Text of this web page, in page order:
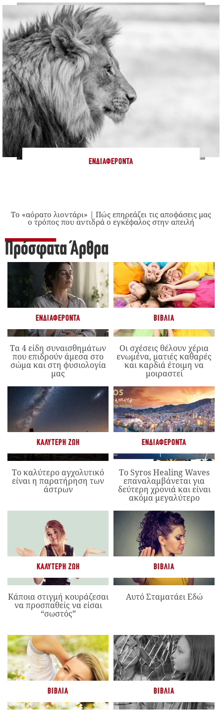
ΕΝΔΙΑΦΈΡΟΝΤΑ
Το «αόρατο λιοντάρι» | Πώς επηρεάζει τις αποφάσεις μας
ο τρόπος που αντιδρά ο εγκέφαλος στην απειλή
Πρόσφατα Άρθρα
ΕΝΔΙΑΦΈΡΟΝΤΑ
Τα 4 είδη συναισθημάτων
που επιδρούν άμεσα στο
σώμα και στη φυσιολογία
μας
ΒΙΒΛΊΑ
Οι σχέσεις θέλουν χέρια
ενωμένα, ματιές καθαρές
και καρδιά έτοιμη να
μοιραστεί
ΚΑΛΎΤΕΡΗ ΖΩΉ
Το καλύτερο αγχολυτικό
είναι η παρατήρηση των
άστρων
ΕΝΔΙΑΦΈΡΟΝΤΑ
Το Syros Healing Waves
επαναλαμβάνεται για
δεύτερη χρονιά και είναι
ακόμα μεγαλύτερο
ΚΑΛΎΤΕΡΗ ΖΩΉ
Κάποια στιγμή κουράζεσαι
να προσπαθείς να είσαι
“σωστός”
ΒΙΒΛΊΑ
Αυτό Σταματάει Εδώ
ΒΙΒΛΊΑ ΒΙΒΛΊΑ